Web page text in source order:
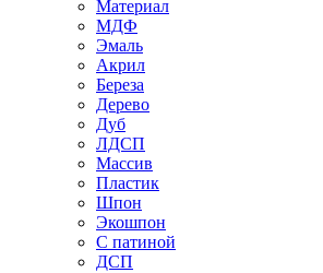
Материал
МДФ
Эмаль
Акрил
Береза
Дерево
Дуб
ЛДСП
Массив
Пластик
Шпон
Экошпон
С патиной
ДСП